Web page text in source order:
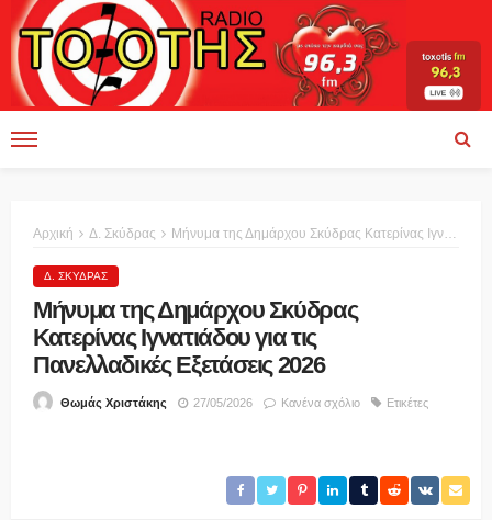
Αρχική Δ. Σκύδρας Μήνυμα της Δημάρχου Σκύδρας Κατερίνας Ιγνατιάδου για τις Πανελλαδικές Εξετάσεις 2026
Δ. ΣΚΎΔΡΑΣ
Μήνυμα της Δημάρχου Σκύδρας
Κατερίνας Ιγνατιάδου για τις
Πανελλαδικές Εξετάσεις 2026
Θωμάς Χριστάκης 27/05/2026 Κανένα σχόλιο Ετικέτες